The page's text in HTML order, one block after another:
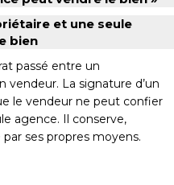
et une seule
bien
passé entre un
vendeur. La signature d’un
le vendeur ne peut confier
agence. Il conserve,
ses propres moyens.